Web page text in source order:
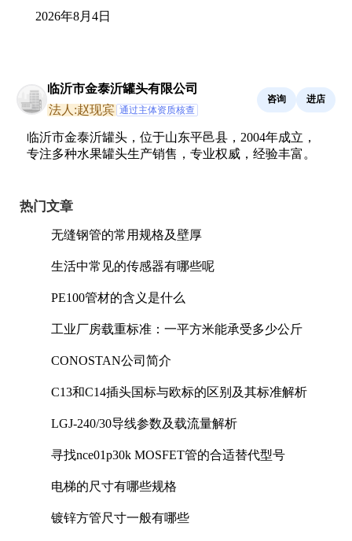
2026年8月4日
临沂市金泰沂罐头有限公司
法人:赵现宾 通过主体资质核查
咨询 进店
临沂市金泰沂罐头，位于山东平邑县，2004年成立，
专注多种水果罐头生产销售，专业权威，经验丰富。
热门文章
无缝钢管的常用规格及壁厚
生活中常见的传感器有哪些呢
PE100管材的含义是什么
工业厂房载重标准：一平方米能承受多少公斤
CONOSTAN公司简介
C13和C14插头国标与欧标的区别及其标准解析
LGJ-240/30导线参数及载流量解析
寻找nce01p30k MOSFET管的合适替代型号
电梯的尺寸有哪些规格
镀锌方管尺寸一般有哪些